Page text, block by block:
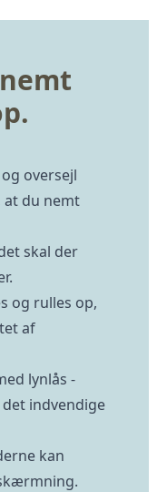
oversejl
at du nemt
skal der
og rulles op,
af
lynlås -
indvendige
kan